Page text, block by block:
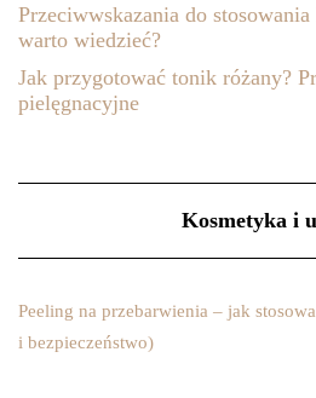
Przeciwwskazania do
warto wiedzieć?
Jak przygotować tonik różany?
pielęgnacyjne
Kosmetyka i
Peeling na przebarwienia – jak
i bezpieczeństwo)